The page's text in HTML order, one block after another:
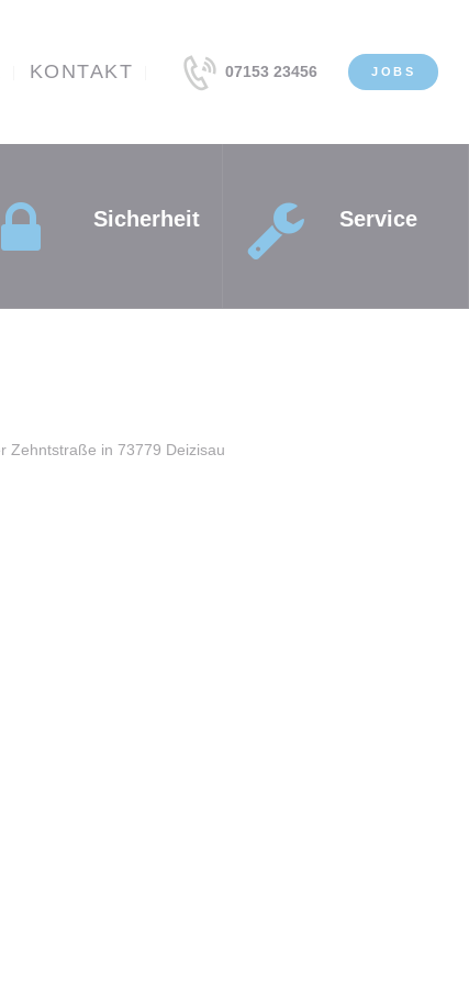
KONTAKT 07153 23456 JOBS
Sicherheit Service